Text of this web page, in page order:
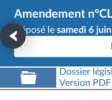
Amendement
Déposé le samedi 6
Dossier
Version PDF